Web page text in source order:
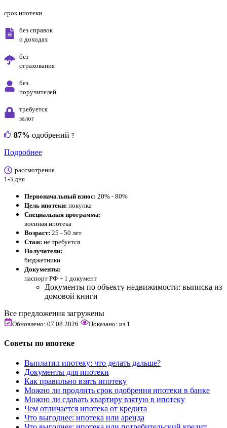
срок ипотеки
без справок
о доходах
без
страхования
без
поручителей
требуется
залог
87% одобрений ?
Подробнее
рассмотрение
1-3 дня
Первоначальный взнос: 20% - 80%
Цель ипотеки: покупка
Специальная программа:
военная ипотека
Возраст: 25 - 50 лет
Стаж: не требуется
Получатели:
бюджетники
Документы:
паспорт РФ + 1 документ
Документы по объекту недвижимости: выписка из
домовой книги
Все предложения загружены
Обновлено: 07.08.2026 Показано: из 1
Советы по ипотеке
Выплатил ипотеку: что делать дальше?
Документы для ипотеки
Как правильно взять ипотеку
Можно ли продлить срок одобрения ипотеки в банке
Можно ли сдавать квартиру взятую в ипотеку
Чем отличается ипотека от кредита
Что выгоднее: ипотека или аренда